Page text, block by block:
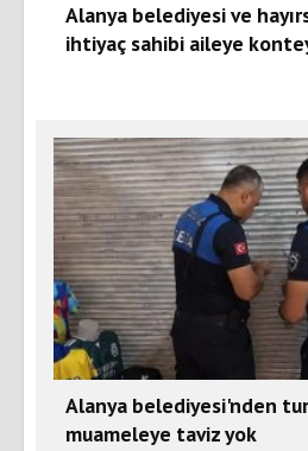
Alanya belediyesi ve
ihtiyaç sahibi aileye
Alanya belediyesi'nden
muameleye taviz yok